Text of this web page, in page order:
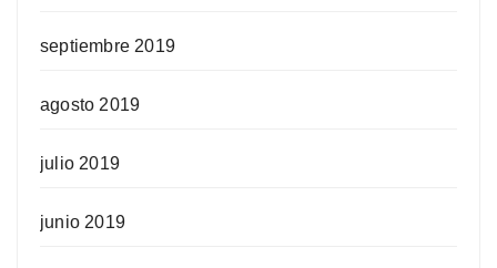
septiembre 2019
agosto 2019
julio 2019
junio 2019